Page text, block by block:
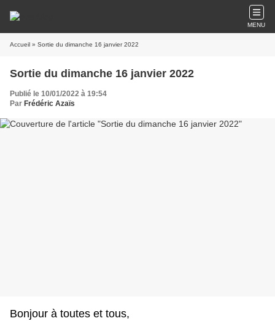
MENU
Accueil » Sortie du dimanche 16 janvier 2022
Sortie du dimanche 16 janvier 2022
Publié le 10/01/2022 à 19:54
Par Frédéric Azaïs
Bonjour à toutes et tous,